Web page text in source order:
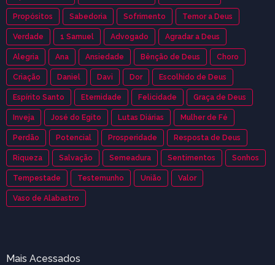
Propósitos Sabedoria Sofrimento Temor a Deus
Verdade 1 Samuel Advogado Agradar a Deus
Alegria Ana Ansiedade Bênção de Deus Choro
Criação Daniel Davi Dor Escolhido de Deus
Espírito Santo Eternidade Felicidade Graça de Deus
Inveja José do Egito Lutas Diárias Mulher de Fé
Perdão Potencial Prosperidade Resposta de Deus
Riqueza Salvação Semeadura Sentimentos Sonhos
Tempestade Testemunho União Valor
Vaso de Alabastro
Mais Acessados